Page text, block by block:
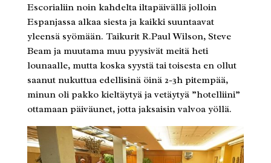
Escorialiin noin kahdelta iltapäivällä jolloin
Espanjassa alkaa siesta ja kaikki suuntaavat
yleensä syömään. Taikurit R.Paul Wilson, Steve
Beam ja muutama muu pyysivät meitä heti
lounaalle, mutta koska syystä tai toisesta en ollut
saanut nukuttua edellisinä öinä 2-3h pitempää,
minun oli pakko kieltäytyä ja vetäytyä ”hotelliini”
ottamaan päiväunet, jotta jaksaisin valvoa yöllä.